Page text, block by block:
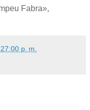
Fabra»,
p. m.